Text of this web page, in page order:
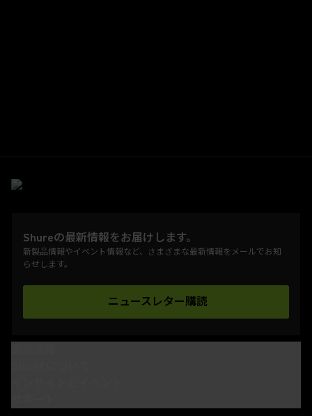
Shureの最新情報をお届けします。
新製品情報やイベント情報など、さまざまな最新情報をメールでお知
らせします。
ニュースレター購読
(Opens in a new tab)